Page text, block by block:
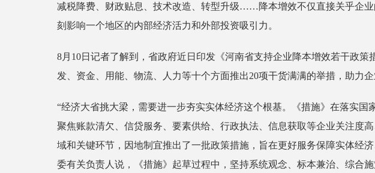
减税降费、财政贴息、技术改造、转型升级……降本增效不仅直接关乎企
刻影响一个地区的内部经济活力和外部投资吸引力。
8月10日记者了解到，省政府近日印发《河南省支持企业降本增效若干政策
发、资金、用能、物流、人力等十个方面推出20项干货满满的举措，助力企
“经济大省挑大梁，需要进一步夯实实体经济这个根基。《措施》在落实国
聚焦账款清欠、信贷服务、要素供给、行政执法、信息获取等企业关注度
域和关键环节，因地制宜推出了一批政策措施，旨在更好服务保障实体经
委有关负责人说，《措施》起草过程中，坚持系统观念、标本兼治、综合